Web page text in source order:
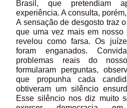
Brasil, que pretendiam
experiência. A consulta,
A sensação de desgosto traz
que uma vez mais em nosso
revelou como farsa. Os
foram enganados.
problemas reais do
formularam perguntas,
que propunha cada
obtiveram um silêncio
Esse silêncio nos diz muito